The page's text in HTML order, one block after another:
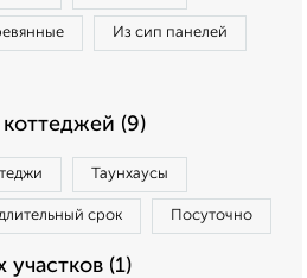
Из сип панелей
(9)
Таунхаусы
срок Посуточно
(1)